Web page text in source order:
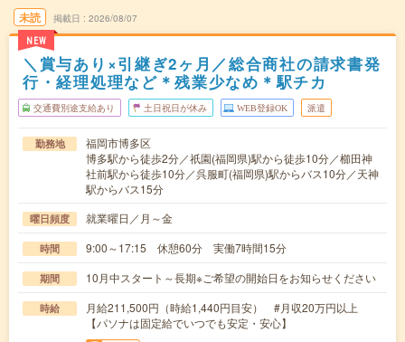
未読
NEW
掲載日 2026/08/07
＼賞与あり×引継ぎ2ヶ月／総合商社の請求書発
行・経理処理など＊残業少なめ＊駅チカ
交通費別途支給あり 土日祝日が休み WEB登録OK 派遣
勤務地
福岡市博多区
博多駅から徒歩2分／祇園(福岡県)駅から徒歩10分／櫛田神
社前駅から徒歩10分／呉服町(福岡県)駅からバス10分／天神
駅からバス15分
曜日頻度 就業曜日／月～金
時間 9:00～17:15 休憩60分 実働7時間15分
期間 10月中スタート～長期※ご希望の開始日をお知らせください
時給
月給211,500円（時給1,440円目安） #月収20万円以上
【パソナは固定給でいつでも安定・安心】